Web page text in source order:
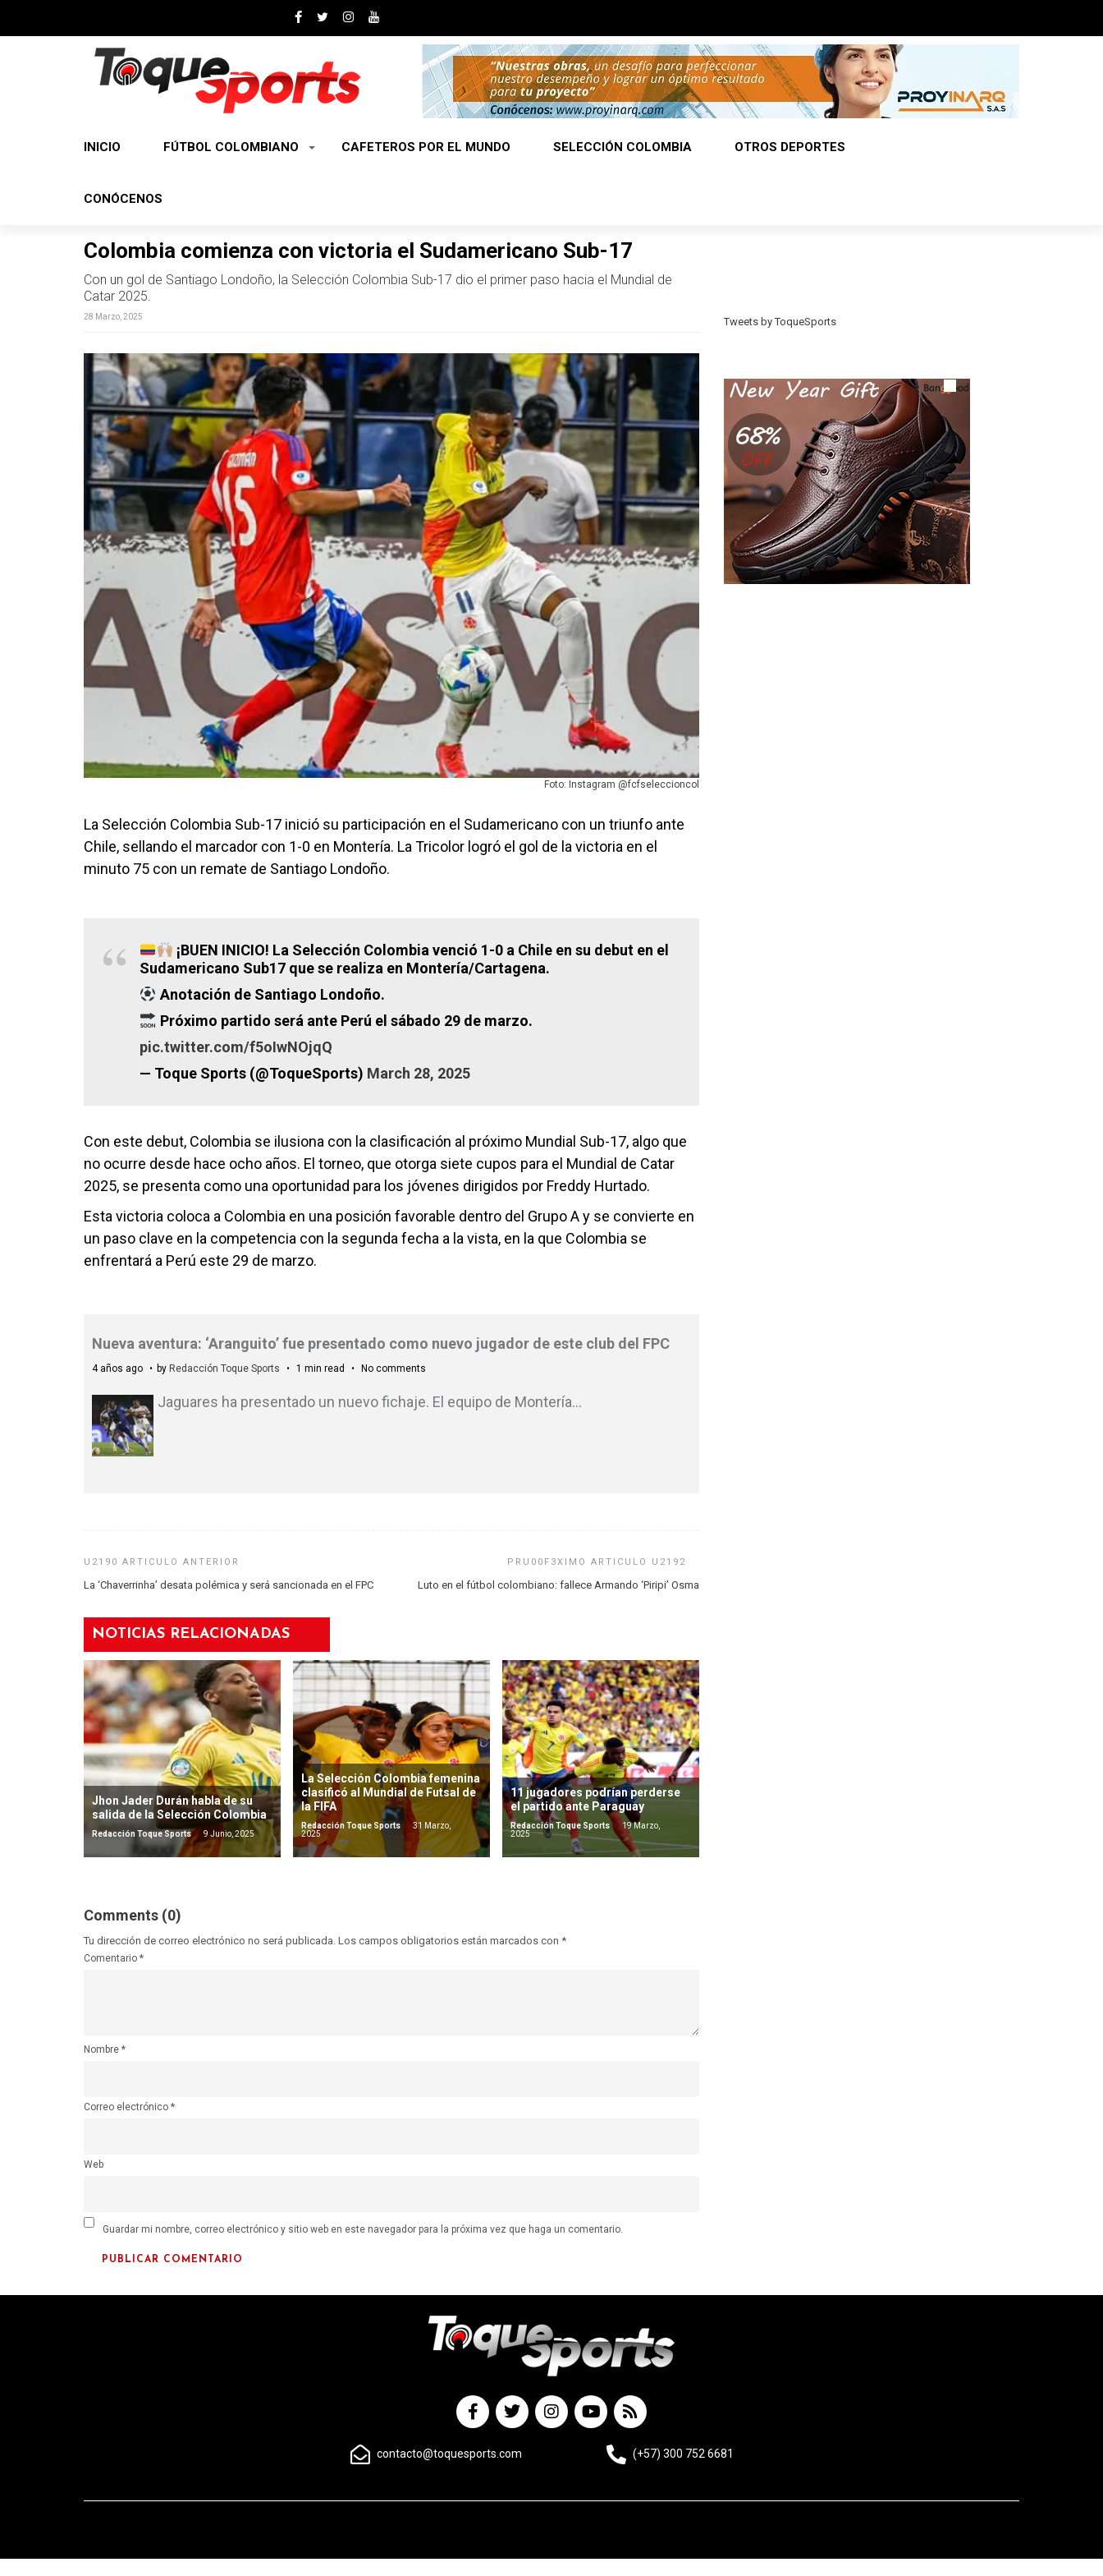
INICIO FÚTBOL COLOMBIANO CAFETEROS POR EL MUNDO SELECCIÓN COLOMBIA OTROS DEPORTES
CONÓCENOS
Colombia comienza con victoria el Sudamericano Sub-17
Con un gol de Santiago Londoño, la Selección Colombia Sub-17 dio el primer paso hacia el Mundial de
Catar 2025.
28 Marzo, 2025
Foto: Instagram @fcfseleccioncol
La Selección Colombia Sub-17 inició su participación en el Sudamericano con un triunfo ante
Chile, sellando el marcador con 1-0 en Montería. La Tricolor logró el gol de la victoria en el
minuto 75 con un remate de Santiago Londoño.
¡BUEN INICIO! La Selección Colombia venció 1-0 a Chile en su debut en el
Sudamericano Sub17 que se realiza en Montería/Cartagena.
Anotación de Santiago Londoño.
Próximo partido será ante Perú el sábado 29 de marzo.
pic.twitter.com/f5oIwNOjqQ
— Toque Sports (@ToqueSports) March 28, 2025
Con este debut, Colombia se ilusiona con la clasificación al próximo Mundial Sub-17, algo que
no ocurre desde hace ocho años. El torneo, que otorga siete cupos para el Mundial de Catar
2025, se presenta como una oportunidad para los jóvenes dirigidos por Freddy Hurtado.
Esta victoria coloca a Colombia en una posición favorable dentro del Grupo A y se convierte en
un paso clave en la competencia con la segunda fecha a la vista, en la que Colombia se
enfrentará a Perú este 29 de marzo.
Nueva aventura: ‘Aranguito’ fue presentado como nuevo jugador de este club del FPC
4 años ago by Redacción Toque Sports 1 min read No comments
Jaguares ha presentado un nuevo fichaje. El equipo de Montería…
La ‘Chaverrinha’ desata polémica y será sancionada en el FPC Luto en el fútbol colombiano: fallece Armando ‘Piripi’ Osma
NOTICIAS RELACIONADAS
Jhon Jader Durán habla de su
salida de la Selección Colombia
Redacción Toque Sports 9 Junio, 2025
La Selección Colombia femenina
clasificó al Mundial de Futsal de
la FIFA
Redacción Toque Sports
31 Marzo,
2025
11 jugadores podrían perderse
el partido ante Paraguay
Redacción Toque Sports
19 Marzo,
2025
Comments (0)
Tu dirección de correo electrónico no será publicada. Los campos obligatorios están marcados con *
Comentario *
Nombre *
Correo electrónico *
Web
Guardar mi nombre, correo electrónico y sitio web en este navegador para la próxima vez que haga un comentario.
Tweets by ToqueSports
contacto@toquesports.com (+57) 300 752 6681